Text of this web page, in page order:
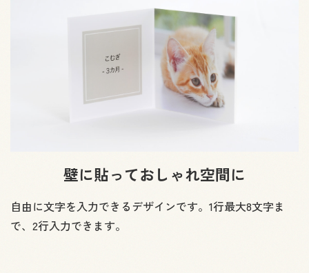
壁に貼っておしゃれ空間に
自由に文字を入力できるデザインです。1行最大8文字ま
で、2行入力できます。